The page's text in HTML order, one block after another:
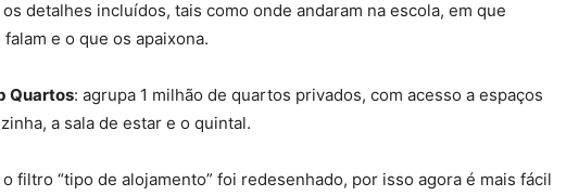
detalhes incluídos, tais como onde andaram na escola, em que
e o que os apaixona.
Quartos: agrupa 1 milhão de quartos privados, com acesso a espaços
a sala de estar e o quintal.
o filtro “tipo de alojamento” foi redesenhado, por isso agora é mais fácil